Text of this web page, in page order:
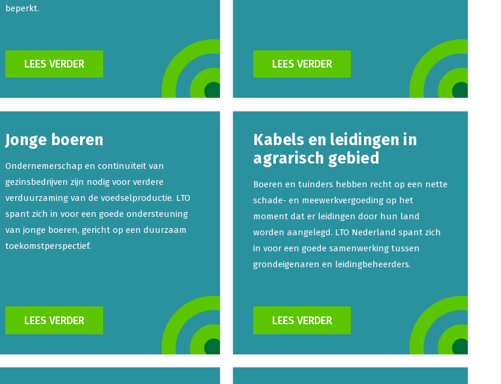
beperkt.
LEES VERDER LEES VERDER
Jonge boeren
Ondernemerschap en continuïteit van
gezinsbedrijven zijn nodig voor verdere
verduurzaming van de voedselproductie. LTO
spant zich in voor een goede ondersteuning
van jonge boeren, gericht op een duurzaam
toekomstperspectief.
LEES VERDER
Kabels en leidingen in
agrarisch gebied
Boeren en tuinders hebben recht op een nette
schade- en meewerkvergoeding op het
moment dat er leidingen door hun land
worden aangelegd. LTO Nederland spant zich
in voor een goede samenwerking tussen
grondeigenaren en leidingbeheerders.
LEES VERDER